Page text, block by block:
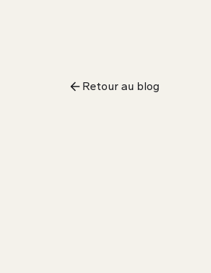
Retour au blog